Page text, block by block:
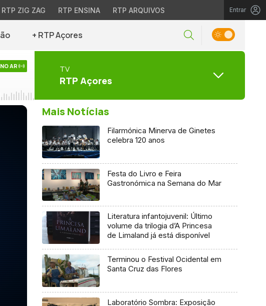
RTP ZIG ZAG RTP ENSINA RTP ARQUIVOS Entrar
+ RTP Açores
NO AR TV
RTP Açores
Mais Notícias
Filarmónica Minerva de Ginetes
celebra 120 anos
Festa do Livro e Feira
Gastronómica na Semana do Mar
Literatura infantojuvenil: Último
volume da trilogia d’A Princesa
de Limaland já está disponível
Terminou o Festival Ocidental em
Santa Cruz das Flores
Laboratório Sombra: Exposição